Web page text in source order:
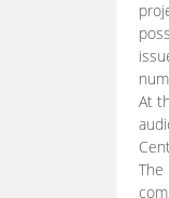
At
The